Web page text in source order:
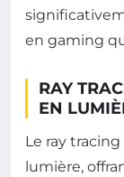
en gaming
RAY
EN
Le ray
lumière,